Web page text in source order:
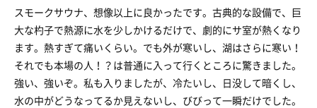
スモークサウナ、想像以上に良かったです。古典的な設備で、巨
大な杓子で熱源に水を少しかけるだけで、劇的にサ室が熱くなり
ます。熱すぎて痛いくらい。でも外が寒いし、湖はさらに寒い！
それでも本場の人！？は普通に入って行くところに驚きました。
強い、強いぞ。私も入りましたが、冷たいし、日没して暗くし、
水の中がどうなってるか見えないし、びびって一瞬だけでした。